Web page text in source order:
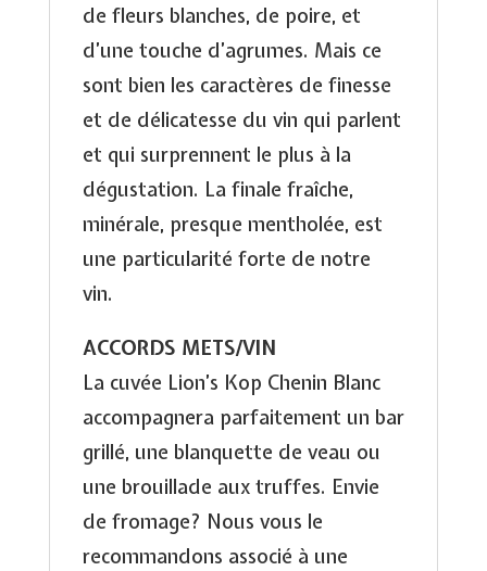
de fleurs blanches, de poire, et
d’une touche d’agrumes. Mais ce
sont bien les caractères de finesse
et de délicatesse du vin qui parlent
et qui surprennent le plus à la
dégustation. La finale fraîche,
minérale, presque mentholée, est
une particularité forte de notre
vin.
ACCORDS METS/VIN
La cuvée Lion’s Kop Chenin Blanc
accompagnera parfaitement un bar
grillé, une blanquette de veau ou
une brouillade aux truffes. Envie
de fromage? Nous vous le
recommandons associé à une